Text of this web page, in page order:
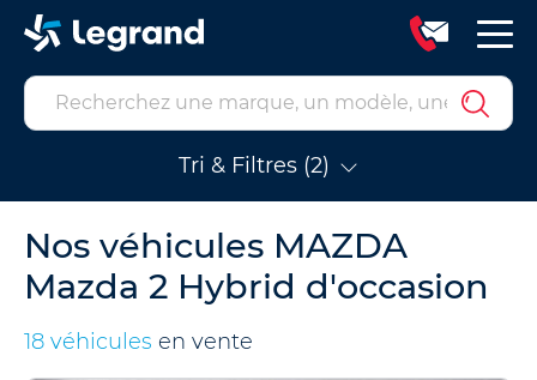
Tri & Filtres (2)
Nos véhicules MAZDA
Mazda 2 Hybrid d'occasion
18 véhicules en vente